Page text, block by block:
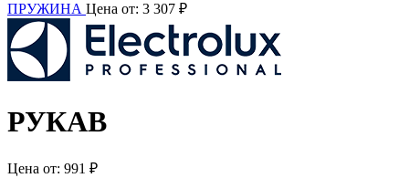
ПРУЖИНА Цена от: 3 307 ₽
РУКАВ
Цена от: 991 ₽